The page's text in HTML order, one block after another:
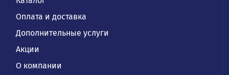
Оплата и доставка
Дополнительные услуги
Акции
О компании